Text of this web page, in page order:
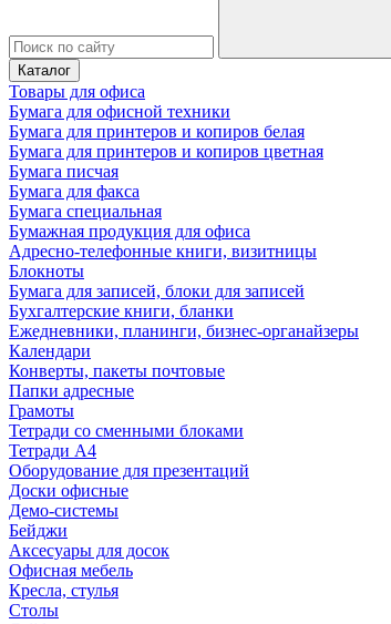
Каталог
Товары для офиса
Бумага для офисной техники
Бумага для принтеров и копиров белая
Бумага для принтеров и копиров цветная
Бумага писчая
Бумага для факса
Бумага специальная
Бумажная продукция для офиса
Адресно-телефонные книги, визитницы
Блокноты
Бумага для записей, блоки для записей
Бухгалтерские книги, бланки
Ежедневники, планинги, бизнес-органайзеры
Календари
Конверты, пакеты почтовые
Папки адресные
Грамоты
Тетради со сменными блоками
Тетради А4
Оборудование для презентаций
Доски офисные
Демо-системы
Бейджи
Аксесуары для досок
Офисная мебель
Кресла, стулья
Столы